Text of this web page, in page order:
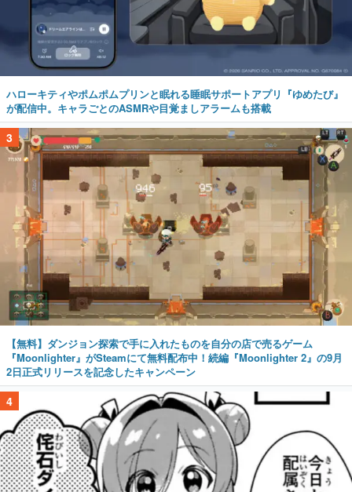
ハローキティやポムポムプリンと眠れる睡眠サポートアプリ『ゆめたび』
が配信中。キャラごとのASMRや目覚ましアラームも搭載
3
【無料】ダンジョン探索で手に入れたものを自分の店で売るゲーム
『Moonlighter』がSteamにて無料配布中！続編『Moonlighter 2』の9月
2日正式リリースを記念したキャンペーン
4